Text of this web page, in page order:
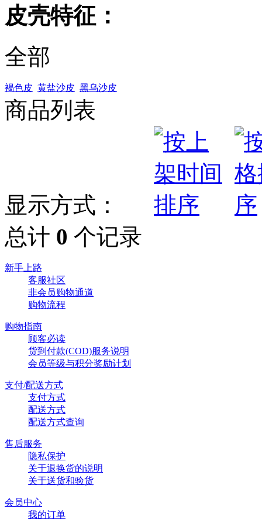
皮壳特征：
全部
褐色皮 黄盐沙皮 黑乌沙皮
商品列表
显示方式：
总计 0 个记录
新手上路
客服社区
非会员购物通道
购物流程
购物指南
顾客必读
货到付款(COD)服务说明
会员等级与积分奖励计划
支付/配送方式
支付方式
配送方式
配送方式查询
售后服务
隐私保护
关于退换货的说明
关于送货和验货
会员中心
我的订单